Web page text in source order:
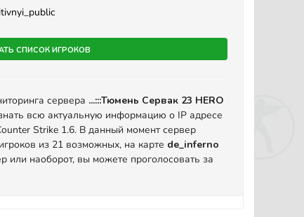
список игроков
сервера ...:::Тюмень Сервак 23 HERO
всю актуальную информацию о IP адресе
Strike 1.6. В данный момент сервер
из 21 возможных, на карте de_inferno
или наоборот, вы можете проголосовать за